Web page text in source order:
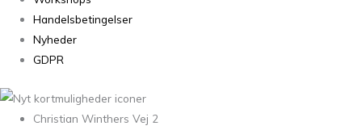
Handelsbetingelser
Nyheder
GDPR
Christian Winthers Vej 2